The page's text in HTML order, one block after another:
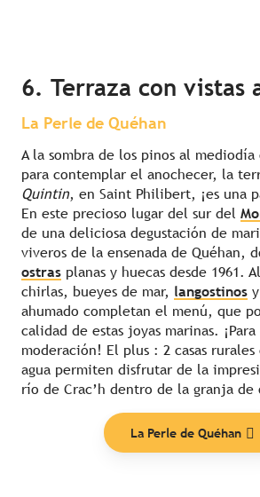
6. Terraza con vistas
La Perle de Quéhan
A la sombra de los pinos al
para contemplar el anochecer, la
Quintin, en Saint Philibert, ¡es una
En este precioso lugar del sur del
de una deliciosa degustación de
viveros de la ensenada de Quéhan,
ostras planas y huecas desde 1961.
chirlas, bueyes de mar, langostinos
ahumado completan el menú, que
calidad de estas joyas marinas.
moderación! El plus : 2 casas
agua permiten disfrutar de la
río de Crac’h dentro de la granja de
La Perle de Quéhan